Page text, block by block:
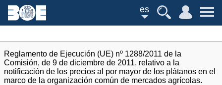
es
Reglamento de Ejecución (UE) nº 1288/2011 de la
Comisión, de 9 de diciembre de 2011, relativo a la
notificación de los precios al por mayor de los plátanos en el
marco de la organización común de mercados agrícolas.